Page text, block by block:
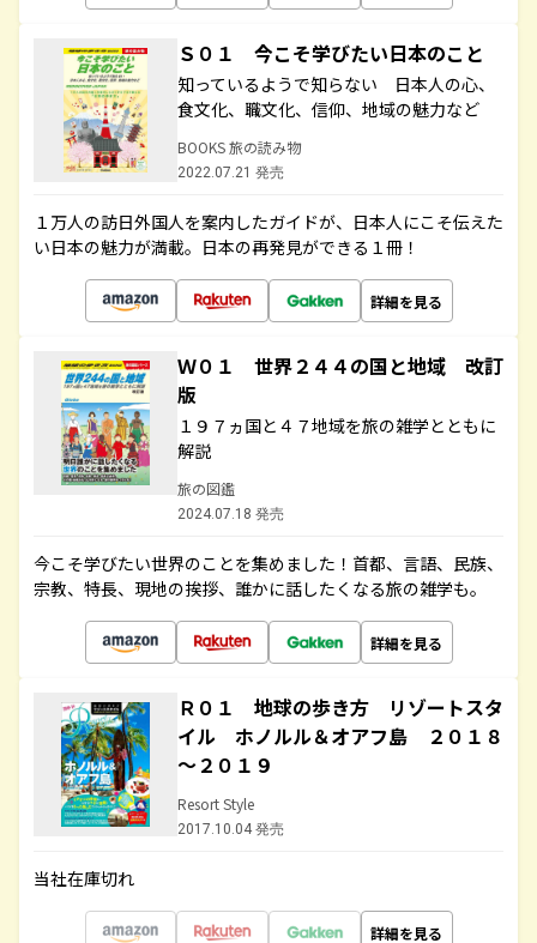
Ｓ０１ 今こそ学びたい日本のこと
知っているようで知らない 日本人の心、
食文化、職文化、信仰、地域の魅力など
BOOKS 旅の読み物
2022.07.21 発売
１万人の訪日外国人を案内したガイドが、日本人にこそ伝えた
い日本の魅力が満載。日本の再発見ができる１冊！
詳細を見る
Ｗ０１ 世界２４４の国と地域 改訂
版
１９７ヵ国と４７地域を旅の雑学とともに
解説
旅の図鑑
2024.07.18 発売
今こそ学びたい世界のことを集めました！首都、言語、民族、
宗教、特長、現地の挨拶、誰かに話したくなる旅の雑学も。
詳細を見る
Ｒ０１ 地球の歩き方 リゾートスタ
イル ホノルル＆オアフ島 ２０１８
～２０１９
Resort Style
2017.10.04 発売
当社在庫切れ
詳細を見る